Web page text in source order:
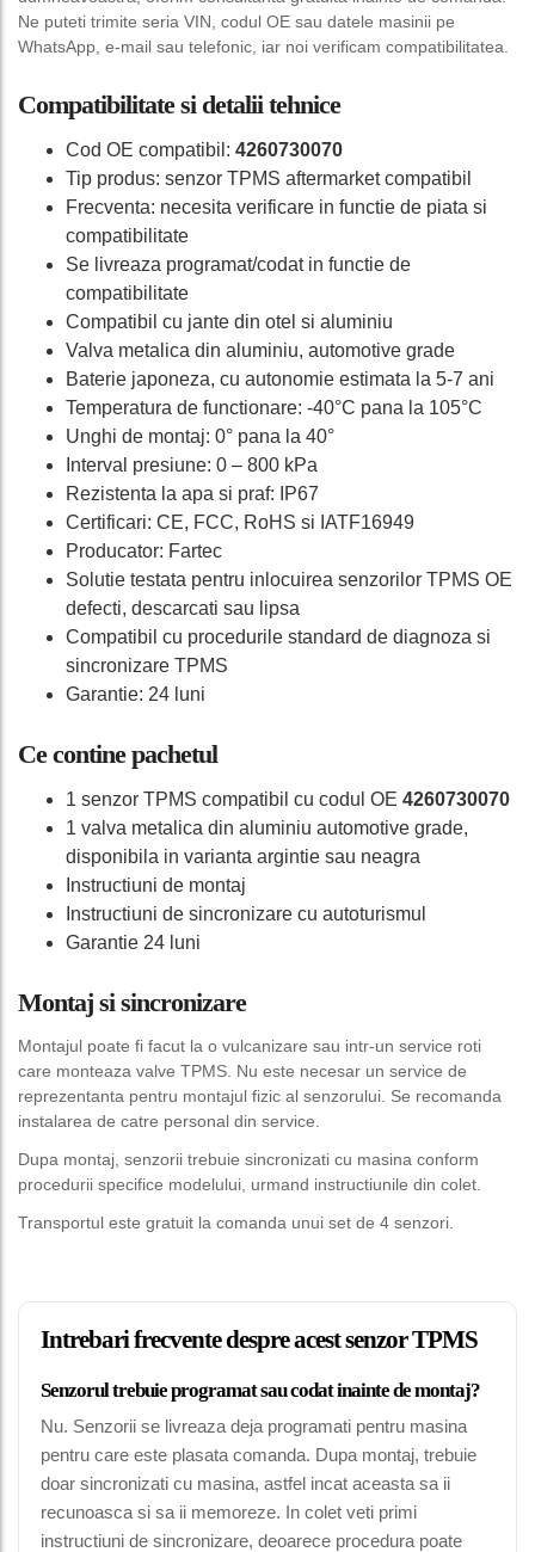
Ne puteti trimite seria VIN, codul OE sau datele masinii pe
WhatsApp, e-mail sau telefonic, iar noi verificam compatibilitatea.
Compatibilitate si detalii tehnice
Cod OE compatibil: 4260730070
Tip produs: senzor TPMS aftermarket compatibil
Frecventa: necesita verificare in functie de piata si
compatibilitate
Se livreaza programat/codat in functie de
compatibilitate
Compatibil cu jante din otel si aluminiu
Valva metalica din aluminiu, automotive grade
Baterie japoneza, cu autonomie estimata la 5-7 ani
Temperatura de functionare: -40°C pana la 105°C
Unghi de montaj: 0° pana la 40°
Interval presiune: 0 – 800 kPa
Rezistenta la apa si praf: IP67
Certificari: CE, FCC, RoHS si IATF16949
Producator: Fartec
Solutie testata pentru inlocuirea senzorilor TPMS OE
defecti, descarcati sau lipsa
Compatibil cu procedurile standard de diagnoza si
sincronizare TPMS
Garantie: 24 luni
Ce contine pachetul
1 senzor TPMS compatibil cu codul OE 4260730070
1 valva metalica din aluminiu automotive grade,
disponibila in varianta argintie sau neagra
Instructiuni de montaj
Instructiuni de sincronizare cu autoturismul
Garantie 24 luni
Montaj si sincronizare
Montajul poate fi facut la o vulcanizare sau intr-un service roti
care monteaza valve TPMS. Nu este necesar un service de
reprezentanta pentru montajul fizic al senzorului. Se recomanda
instalarea de catre personal din service.
Dupa montaj, senzorii trebuie sincronizati cu masina conform
procedurii specifice modelului, urmand instructiunile din colet.
Transportul este gratuit la comanda unui set de 4 senzori.
Intrebari frecvente despre acest senzor TPMS
Senzorul trebuie programat sau codat inainte de montaj?
Nu. Senzorii se livreaza deja programati pentru masina
pentru care este plasata comanda. Dupa montaj, trebuie
doar sincronizati cu masina, astfel incat aceasta sa ii
recunoasca si sa ii memoreze. In colet veti primi
instructiuni de sincronizare, deoarece procedura poate